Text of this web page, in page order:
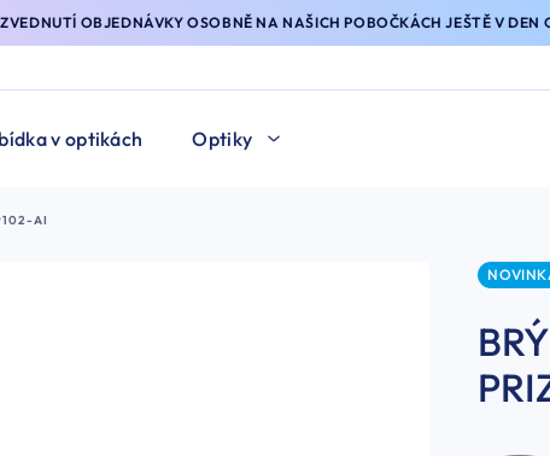
OBJEDNÁVKY OSOBNĚ NA NAŠICH POBOČKÁCH JEŠTĚ V DEN
v optikách Optiky
AI